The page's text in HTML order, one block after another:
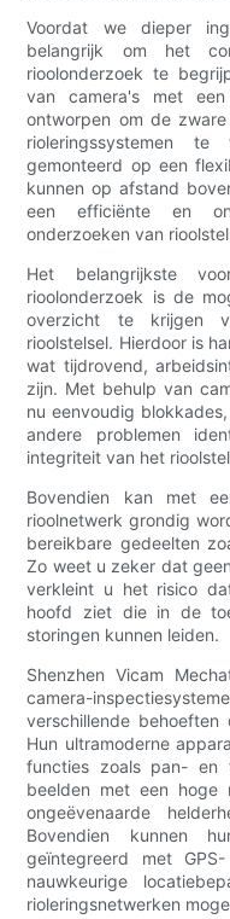
Voordat we dieper
belangrijk om het
rioolonderzoek te
van camera's met
ontworpen om de
rioleringssystemen
gemonteerd op een
kunnen op afstand
een efficiënte en
onderzoeken van
Het belangrijkste
rioolonderzoek is de
overzicht te krijgen
rioolstelsel. Hierdoor is
wat tijdrovend,
zijn. Met behulp van
nu eenvoudig
andere problemen
integriteit van het
Bovendien kan met
rioolnetwerk grondig
bereikbare gedeelten
Zo weet u zeker dat
verkleint u het risico
hoofd ziet die in de
storingen kunnen leiden.
Shenzhen Vicam
camera-
verschillende
Hun ultramoderne
functies zoals pan- en
beelden met een hoge
ongeëvenaarde
Bovendien kunnen
geïntegreerd met
nauwkeurige
rioleringsnetwerken